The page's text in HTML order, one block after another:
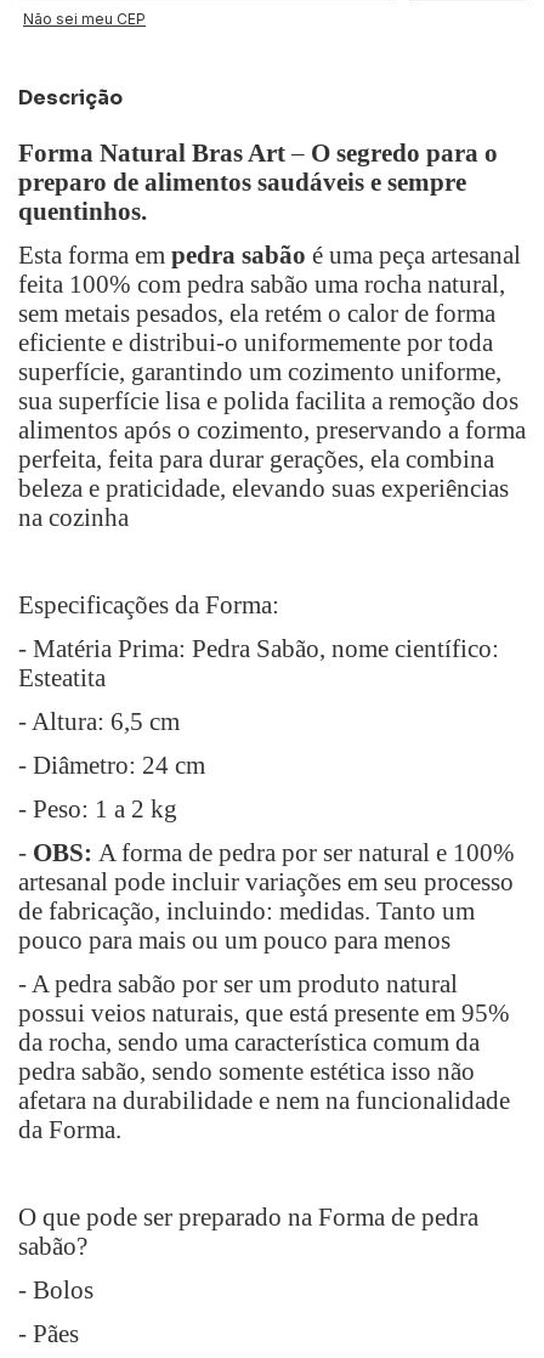
Não sei meu CEP
Descrição
Forma Natural Bras Art – O segredo para o
preparo de alimentos saudáveis e sempre
quentinhos.
Esta forma em pedra sabão é uma peça artesanal
feita 100% com pedra sabão uma rocha natural,
sem metais pesados, ela retém o calor de forma
eficiente e distribui-o uniformemente por toda
superfície, garantindo um cozimento uniforme,
sua superfície lisa e polida facilita a remoção dos
alimentos após o cozimento, preservando a forma
perfeita, feita para durar gerações, ela combina
beleza e praticidade, elevando suas experiências
na cozinha
Especificações da Forma:
- Matéria Prima: Pedra Sabão, nome científico:
Esteatita
- Altura: 6,5 cm
- Diâmetro: 24 cm
- Peso: 1 a 2 kg
- OBS: A forma de pedra por ser natural e 100%
artesanal pode incluir variações em seu processo
de fabricação, incluindo: medidas. Tanto um
pouco para mais ou um pouco para menos
- A pedra sabão por ser um produto natural
possui veios naturais, que está presente em 95%
da rocha, sendo uma característica comum da
pedra sabão, sendo somente estética isso não
afetara na durabilidade e nem na funcionalidade
da Forma.
O que pode ser preparado na Forma de pedra
sabão?
- Bolos
- Pães